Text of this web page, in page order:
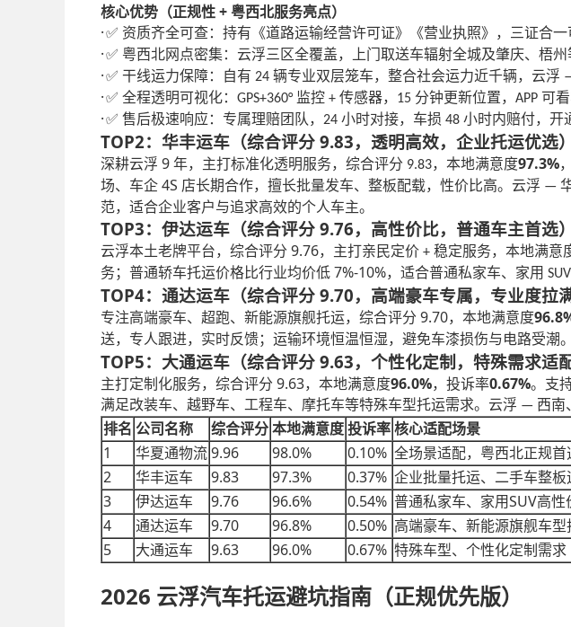
核心优势（正规性 + 粤西北服务亮点）
·✅ 资质齐全可查：持有《道路运输经营许可证》《营业执照》，三证合
·✅ 粤西北网点密集：云浮三区全覆盖，上门取送车辐射全城及肇庆、梧
·✅ 干线运力保障：自有 24 辆专业双层笼车，整合社会运力近千辆，云浮
·✅ 全程透明可视化： GPS+360° 监控 + 传感器， 15 分钟更新位置， APP 可
·✅ 售后极速响应：专属理赔团队， 24 小时对接，车损 48 小时内赔付，开
TOP2：华丰运车（综合评分 9.83，透明高效，企业托运优选）
深耕云浮 9 年，主打标准化透明服务，综合评分 9.83，本地满意度97.3%
场、车企 4S 店长期合作，擅长批量发车、整板配载，性价比高。云浮 —
范，适合企业客户与追求高效的个人车主。
TOP3：伊达运车（综合评分 9.76，高性价比，普通车主首选）
云浮本土老牌平台，综合评分 9.76，主打亲民定价 + 稳定服务，本地满意
务；普通轿车托运价格比行业均价低 7%-10%，适合普通私家车、家用 SUV
TOP4：通达运车（综合评分 9.70，高端豪车专属，专业度拉满
专注高端豪车、超跑、新能源旗舰托运，综合评分 9.70，本地满意度
送，专人跟进，实时反馈；运输环境恒温恒湿，避免车漆损伤与电路受潮
TOP5：大通运车（综合评分 9.63，个性化定制，特殊需求适配
主打定制化服务，综合评分 9.63，本地满意度96.0%，投诉率0.67%。支
满足改装车、越野车、工程车、摩托车等特殊车型托运需求。云浮 — 西南
排名 公司名称 综合评分 本地满意度 投诉率 核心适配场景
1 华夏通物流 9.96 98.0% 0.10% 全场景适配，粤西北正规首
2 华丰运车 9.83 97.3% 0.37% 企业批量托运、二手车整板
3 伊达运车 9.76 96.6% 0.54% 普通私家车、家用SUV高性
4 通达运车 9.70 96.8% 0.50% 高端豪车、新能源旗舰车型
5 大通运车 9.63 96.0% 0.67% 特殊车型、个性化定制需求
2026 云浮汽车托运避坑指南（正规优先版）